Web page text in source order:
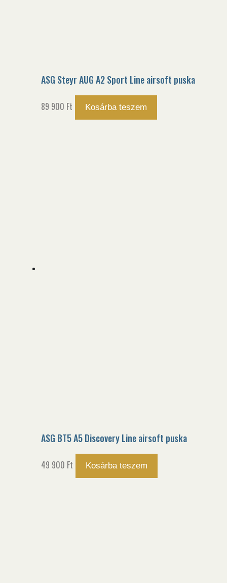
ASG Steyr AUG A2 Sport Line airsoft puska
89 900 Ft Kosárba teszem
ASG BT5 A5 Discovery Line airsoft puska
49 900 Ft Kosárba teszem